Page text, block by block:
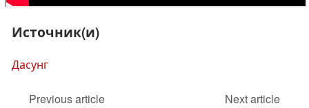
Источник(и)
Дасунг
Previous article
Next article